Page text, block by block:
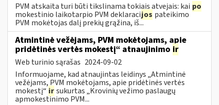
PVM atskaita turi būti tikslinama tokiais atvejais: kai po
mokestinio laikotarpio PVM deklaracijos pateikimo
PVM mokėtojas dalį prekių grąžina, iš...
Atmintinė vežėjams, PVM mokėtojams, apie
pridėtinės vertės mokestį“ atnaujinimo ir
Web turinio sąrašas 2024-09-02
Informuojame, kad atnaujintas leidinys „Atmintinė
vežėjams, PVM mokėtojams, apie pridėtinės vertės
mokestį“ irsukurtas „Krovinių vežimo paslaugų
apmokestinimo PVM...